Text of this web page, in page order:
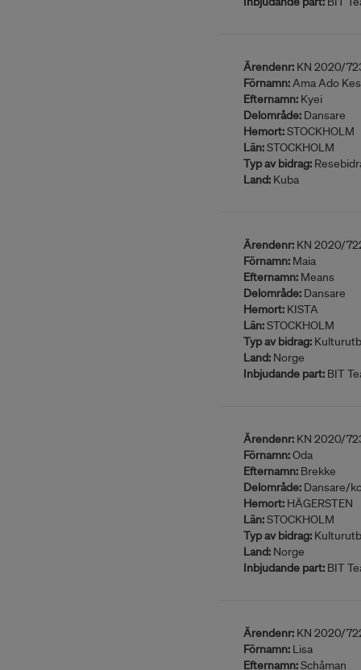
Ärendenr:KN 2020/
Förnamn:Ama Ado
Efternamn:Kyei
Delområde:Dansare
Hemort:STOCKHOLM
Län:STOCKHOLM
Typ av bidrag:
Land:Kuba
Ärendenr:KN 2020/
Förnamn:Maia
Efternamn:Means
Delområde:Dansare
Hemort:KISTA
Län:STOCKHOLM
Typ av bidrag:
Land:Norge
Inbjudande part:BIT
Ärendenr:KN 2020/
Förnamn:Oda
Efternamn:Brekke
Delområde:Dansare/
Hemort:HÄGERSTEN
Län:STOCKHOLM
Typ av bidrag:
Land:Norge
Inbjudande part:BIT
Ärendenr:KN 2020/
Förnamn:Lisa
Efternamn:Schåman